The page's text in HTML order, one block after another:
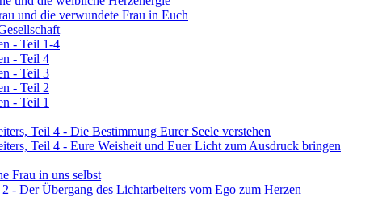
und die verwundete Frau in Euch
- Teil 1-4
- Teil 4
- Teil 3
- Teil 2
- Teil 1
Teil 4 - Die Bestimmung Eurer Seele verstehen
Teil 4 - Eure Weisheit und Euer Licht zum Ausdruck bringen
Frau in uns selbst
- Der Übergang des Lichtarbeiters vom Ego zum Herzen